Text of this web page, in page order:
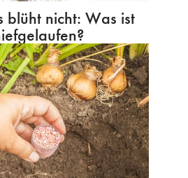
blüht nicht: Was ist